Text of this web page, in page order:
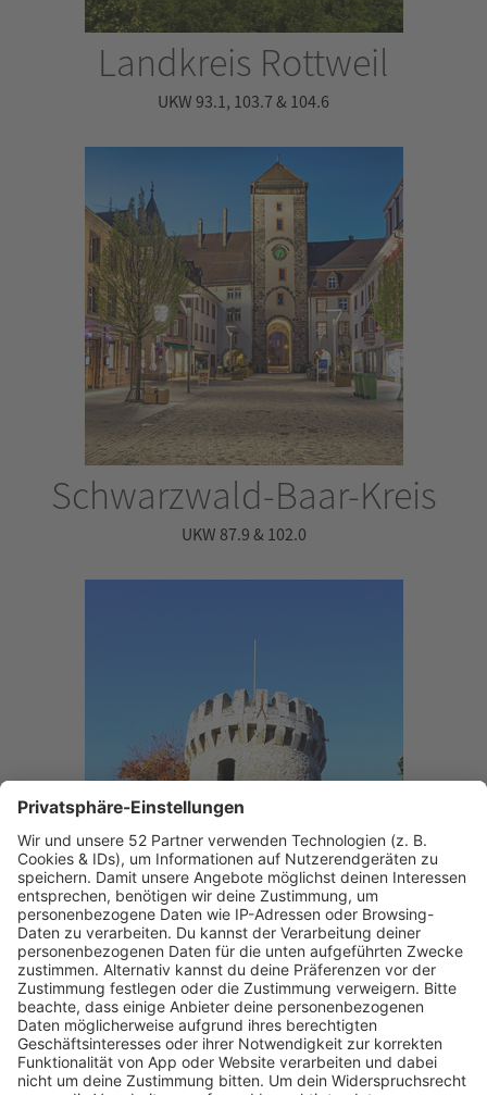
Landkreis Rottweil
UKW 93.1, 103.7 & 104.6
Schwarzwald-Baar-Kreis
UKW 87.9 & 102.0
Landkreis Tuttlingen
UKW 87.9, 102.0 & 107.6